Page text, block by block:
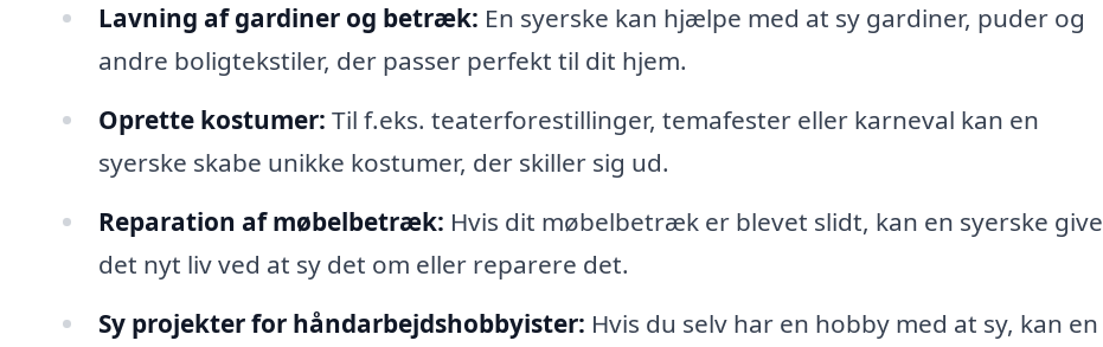
Lavning af gardiner og betræk: En syerske kan hjælpe med at sy gardiner, puder og
andre boligtekstiler, der passer perfekt til dit hjem.
Oprette kostumer: Til f.eks. teaterforestillinger, temafester eller karneval kan en
syerske skabe unikke kostumer, der skiller sig ud.
Reparation af møbelbetræk: Hvis dit møbelbetræk er blevet slidt, kan en syerske give
det nyt liv ved at sy det om eller reparere det.
Sy projekter for håndarbejdshobbyister: Hvis du selv har en hobby med at sy, kan en